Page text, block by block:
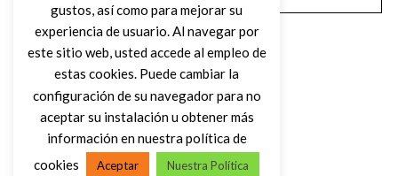
gustos, así como para mejorar su
experiencia de usuario. Al navegar por
este sitio web, usted accede al empleo de
estas cookies. Puede cambiar la
configuración de su navegador para no
aceptar su instalación u obtener más
información en nuestra política de
cookies
Aceptar Nuestra Política